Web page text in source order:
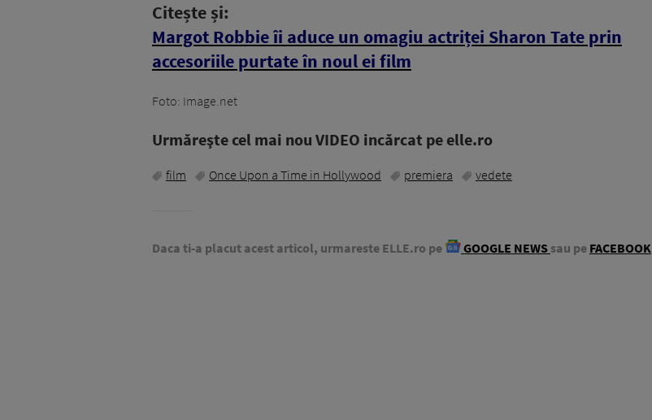
Citește și:
Margot Robbie îi aduce un omagiu actriței Sharon Tate prin
accesoriile purtate în noul ei film
Foto: Image.net
Urmăreşte cel mai nou VIDEO incărcat pe elle.ro
film Once Upon a Time in Hollywood premiera vedete
Daca ti-a placut acest articol, urmareste ELLE.ro pe GOOGLE NEWS sau pe FACEBOOK